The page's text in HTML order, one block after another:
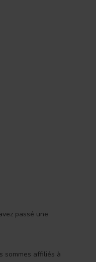
passé une
sommes affiliés à